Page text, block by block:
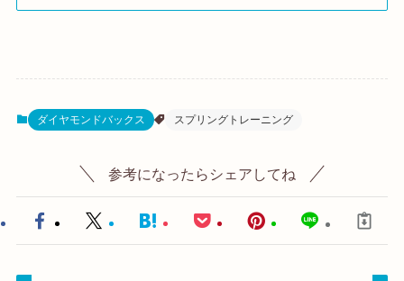
ダイヤモンドバックス スプリングトレーニング
参考になったらシェアしてね